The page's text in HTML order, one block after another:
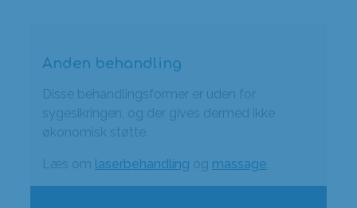
Anden behandling
Disse behandlingsformer er uden for
sygesikringen, og der gives dermed ikke
økonomisk støtte.
Læs om laserbehandling og massage